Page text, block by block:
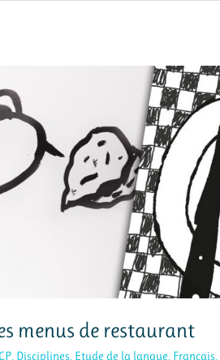
menus de restaurant
CP, Disciplines, Etude de la langue, Français,